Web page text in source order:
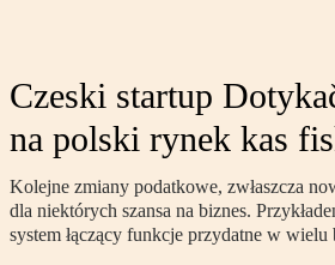
Czeski startup
na polski rynek kas
Kolejne zmiany podatkowe, zwłaszcza
dla niektórych szansa na biznes.
system łączący funkcje przydatne w